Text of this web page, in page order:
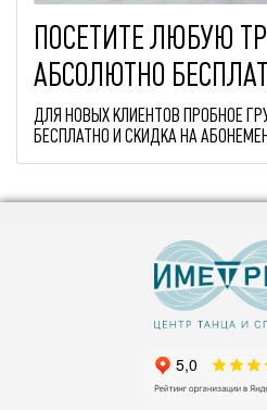
ПОСЕТИТЕ ЛЮБУЮ
АБСОЛЮТНО
ДЛЯ НОВЫХ КЛИЕНТОВ ПРОБНОЕ
БЕСПЛАТНО И СКИДКА НА